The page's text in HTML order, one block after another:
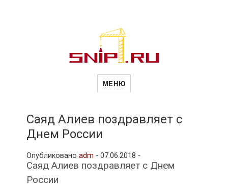
Новости
и
рубрики
МЕНЮ
Саяд Алиев поздравляет с
Днем России
Опубликовано adm - 07.06.2018 -
Саяд Алиев поздравляет с Днем
России